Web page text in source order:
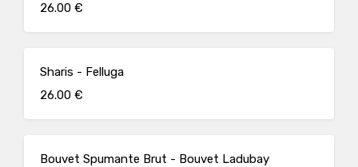
26.00 €
Sharis - Felluga
26.00 €
Bouvet Spumante Brut - Bouvet Ladubay